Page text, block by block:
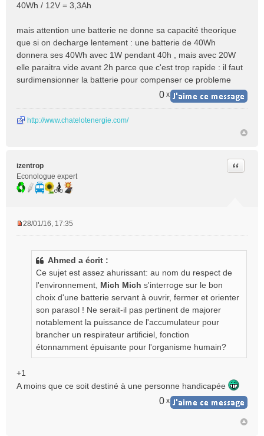
40Wh / 12V = 3,3Ah
mais attention une batterie ne donne sa capacité theorique
que si on decharge lentement : une batterie de 40Wh
donnera ses 40Wh avec 1W pendant 40h , mais avec 20W
elle paraitra vide avant 2h parce que c'est trop rapide : il faut
surdimensionner la batterie pour compenser ce probleme
0 x
http://www.chatelotenergie.com/
izentrop
Econologue expert
Citer
28/01/16, 17:35
Ahmed a écrit :
Ce sujet est assez ahurissant: au nom du respect de
l'environnement, Mich Mich s'interroge sur le bon
choix d'une batterie servant à ouvrir, fermer et orienter
son parasol ! Ne serait-il pas pertinent de majorer
notablement la puissance de l'accumulateur pour
brancher un respirateur artificiel, fonction
étonnamment épuisante pour l'organisme humain?
+1
A moins que ce soit destiné à une personne handicapée
0 x